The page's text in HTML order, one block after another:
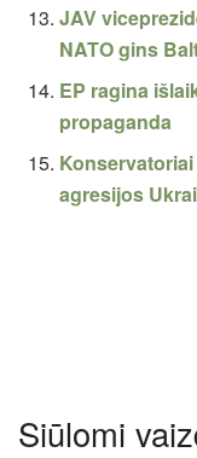
JAV
NATO gins
EP ragina
propaganda
agresijos
Siūlomi